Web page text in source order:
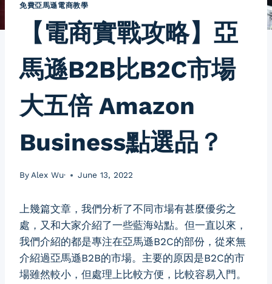
免費亞馬遜電商教學
【電商實戰攻略】亞
馬遜B2B比B2C市場
大五倍 Amazon
Business點選品？
By Alex Wu· June 13, 2022
上幾篇文章，我們分析了不同市場有甚麼優劣之
處，又和大家介紹了一些藍海站點。但一直以來，
我們介紹的都是專注在亞馬遜B2C的部份，從來無
介紹過亞馬遜B2B的市場。主要的原因是B2C的市
場雖然較小，但處理上比較方便，比較容易入門。